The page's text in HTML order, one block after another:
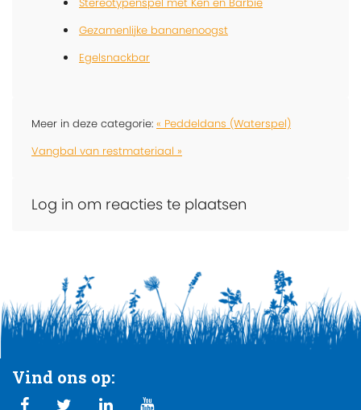
Gezamenlijke bananenoogst
Egelsnackbar
Meer in deze categorie: « Peddeldans (Waterspel)
Vangbal van restmateriaal »
Log in om reacties te plaatsen
Vind ons op: